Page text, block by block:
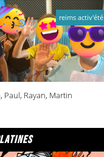
Paul, Rayan, Martin
reims activ'été